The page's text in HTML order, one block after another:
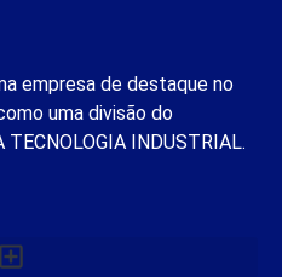
empresa de destaque no
uma divisão do
INDUSTRIAL.